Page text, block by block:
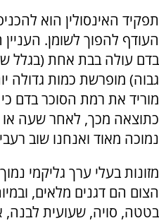
תפקיד האינסולין הוא
העודף להפוך לשומן.
בדם עולה בבת אחת (בגלל
גבוה) מופרשת כמות גדולה
מוריד את רמת הסוכר בדם
כתוצאה מכך, לאחר שעה
נמוכה מאוד ואנחנו שוב
מזונות בעלי ערך גליקמי
הצום הם דגנים מלאים,
בטטה, סויה, שעועית לבנה,